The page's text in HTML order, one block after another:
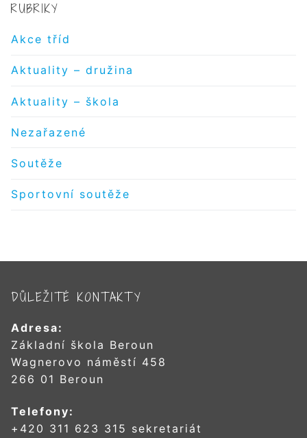
RUBRIKY
Akce tříd
Aktuality – družina
Aktuality – škola
Nezařazené
Soutěže
Sportovní soutěže
DŮLEŽITÉ KONTAKTY
Adresa:
Základní škola Beroun
Wagnerovo náměstí 458
266 01 Beroun
Telefony:
+420 311 623 315 sekretariát